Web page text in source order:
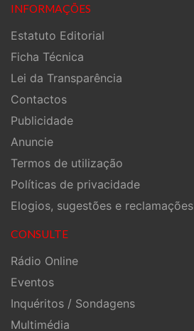
INFORMAÇÕES
Estatuto Editorial
Ficha Técnica
Lei da Transparência
Contactos
Publicidade
Anuncie
Termos de utilização
Políticas de privacidade
Elogios, sugestões e reclamações
CONSULTE
Rádio Online
Eventos
Inquéritos / Sondagens
Multimédia